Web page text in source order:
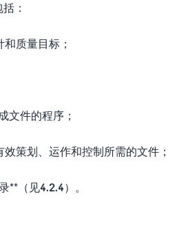
：
质量目标；
文件的程序；
策划、运作和控制所需的文件；
**（见4.2.4）。